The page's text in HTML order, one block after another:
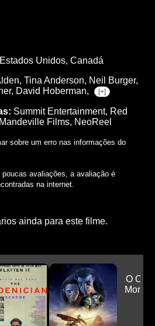
Estados Unidos, Canadá
Tina Anderson, Neil Burger,
David Hoberman, [+]
Summit Entertainment, Red
Films, NeoReel
sobre um erro nas informações do
avaliações, a avaliação é
na internet.
ainda para este filme.
O
Monte